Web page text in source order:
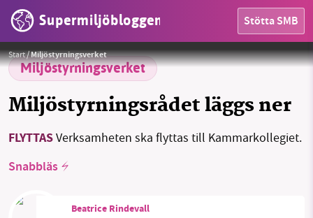
Supermiljöbloggen Stötta SMB
OMRÅDEN
MILJÖFAKTA
Start/Miljöstyrningsverket
Miljöstyrningsverket
Miljöstyrningsrådet läggs ner
FLYTTASVerksamheten ska flyttas till Kammarkollegiet.
Snabbläs
Beatrice Rindevall
Foto: Miljöstyrningsrådet